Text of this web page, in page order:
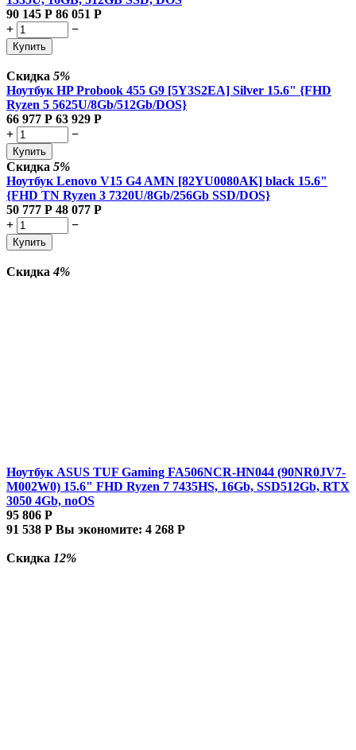
90 145 Р 86 051 Р
+
−
Купить
Скидка 5%
Ноутбук HP Probook 455 G9 [5Y3S2EA] Silver 15.6" {FHD
Ryzen 5 5625U/8Gb/512Gb/DOS}
66 977 Р 63 929 Р
+
−
Купить
Скидка 5%
Ноутбук Lenovo V15 G4 AMN [82YU0080AK] black 15.6"
{FHD TN Ryzen 3 7320U/8Gb/256Gb SSD/DOS}
50 777 Р 48 077 Р
+
−
Купить
Скидка4%
Ноутбук ASUS TUF Gaming FA506NCR-HN044 (90NR0JV7-
M002W0) 15.6" FHD Ryzen 7 7435HS, 16Gb, SSD512Gb, RTX
3050 4Gb, noOS
95 806 Р
91 538 Р Вы экономите: 4 268 Р
Скидка 12%